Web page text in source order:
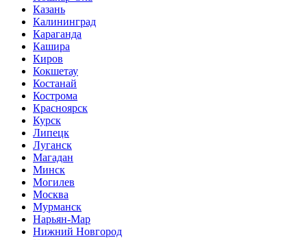
Казань
Калининград
Караганда
Кашира
Киров
Кокшетау
Костанай
Кострома
Красноярск
Курск
Липецк
Луганск
Магадан
Минск
Могилев
Москва
Мурманск
Нарьян-Мар
Нижний Новгород